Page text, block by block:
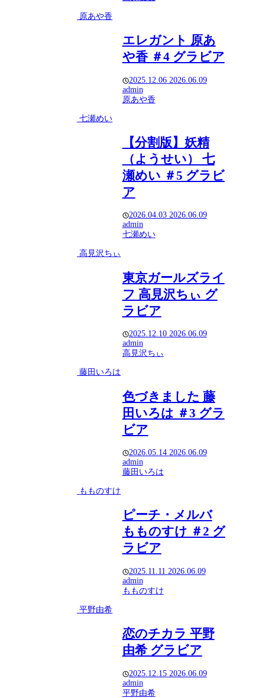
原あや香
エレガント 原あ
や香 ＃4 グラビア
2025.12.06 2026.06.09
admin
原あや香
七瀬めい
【分割版】妖精
（ようせい） 七
瀬めい ＃5 グラビ
ア
2026.04.03 2026.06.09
admin
七瀬めい
高見沢ちぃ
東京ガールズライ
フ 高見沢ちぃ グ
ラビア
2025.12.10 2026.06.09
admin
高見沢ちぃ
藤田いろは
色づきました 藤
田いろは ＃3 グラ
ビア
2026.05.14 2026.06.09
admin
藤田いろは
もものすけ
ピーチ・メルバ
もものすけ ＃2 グ
ラビア
2025.11.11 2026.06.09
admin
もものすけ
平野由希
恋のチカラ 平野
由希 グラビア
2025.12.15 2026.06.09
admin
平野由希